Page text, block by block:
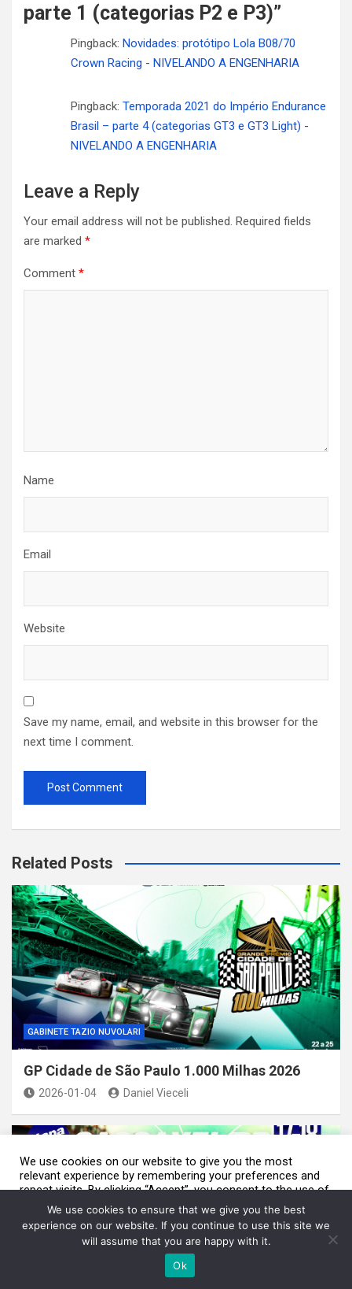
parte 1 (categorias P2 e P3)”
Pingback: Novidades: protótipo Lola B08/70
Crown Racing - NIVELANDO A ENGENHARIA
Pingback: Temporada 2021 do Império Endurance
Brasil – parte 4 (categorias GT3 e GT3 Light) -
NIVELANDO A ENGENHARIA
Leave a Reply
Your email address will not be published. Required fields
are marked *
Comment *
Name
Email
Website
Save my name, email, and website in this browser for the
next time I comment.
Related Posts
GABINETE TAZIO NUVOLARI
GP Cidade de São Paulo 1.000 Milhas 2026
2026-01-04 Daniel Vieceli
We use cookies on our website to give you the most
relevant experience by remembering your preferences and
repeat visits. By clicking “Accept”, you consent to the use of
ALL the cookies.
Do not sell my personal information.
Aceito / Accept
We are using cookies to give you the best experience on our
website.
You can find out more about which cookies we are using or switch
them off in
We use cookies to ensure that we give you the best
experience on our website. If you continue to use this site we
will assume that you are happy with it.
Ok